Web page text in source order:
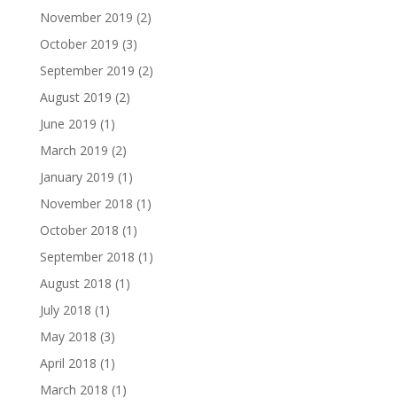
November 2019 (2)
October 2019 (3)
September 2019 (2)
August 2019 (2)
June 2019 (1)
March 2019 (2)
January 2019 (1)
November 2018 (1)
October 2018 (1)
September 2018 (1)
August 2018 (1)
July 2018 (1)
May 2018 (3)
April 2018 (1)
March 2018 (1)